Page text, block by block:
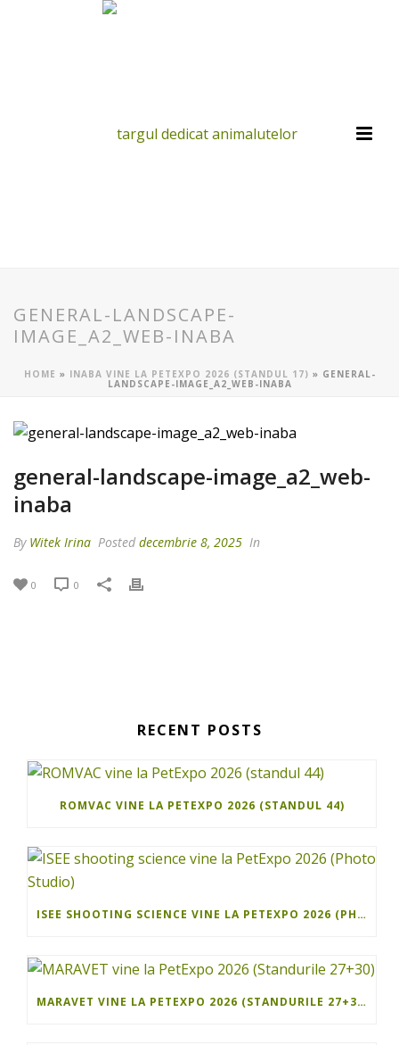
GENERAL-LANDSCAPE-
IMAGE_A2_WEB-INABA
HOME » INABA VINE LA PETEXPO 2026 (STANDUL 17) » GENERAL-
LANDSCAPE-IMAGE_A2_WEB-INABA
general-landscape-image_a2_web-
inaba
By Witek Irina Posted decembrie 8, 2025 In
0 0
RECENT POSTS
ROMVAC VINE LA PETEXPO 2026 (STANDUL 44)
ISEE SHOOTING SCIENCE VINE LA PETEXPO 2026 (PHOTO STUDIO)
MARAVET VINE LA PETEXPO 2026 (STANDURILE 27+30)